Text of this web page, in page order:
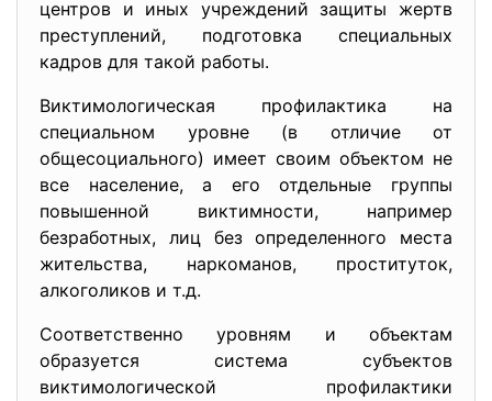
центров и иных учреждений защиты жертв
преступлений, подготовка специальных
кадров для такой работы.
Виктимологическая профилактика на
специальном уровне (в отличие от
общесоциального) имеет своим объектом не
все население, а его отдельные группы
повышенной виктимности, например
безработных, лиц без определенного места
жительства, наркоманов, проституток,
алкоголиков и т.д.
Соответственно уровням и объектам
образуется система субъектов
виктимологической профилактики